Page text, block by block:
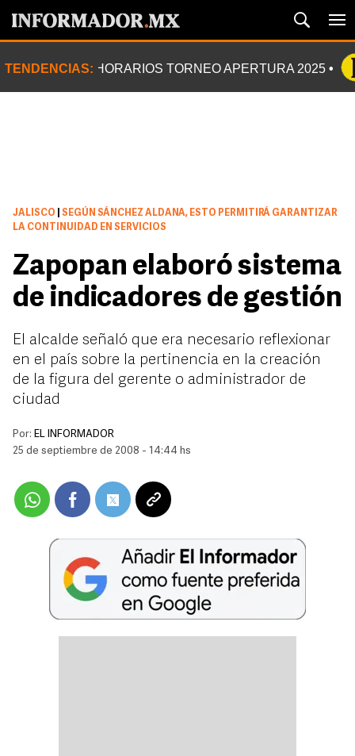
TENDENCIAS: HORARIOS TORNEO APERTURA 2025
JALISCO
SEGÚN SÁNCHEZ ALDANA, ESTO PERMITIRÁ GARANTIZAR
LA CONTINUIDAD EN SERVICIOS
Zapopan elaboró sistema
de indicadores de gestión
El alcalde señaló que era necesario reflexionar
en el país sobre la pertinencia en la creación
de la figura del gerente o administrador de
ciudad
Por: EL INFORMADOR
25 de septiembre de 2008 - 14:44 hs